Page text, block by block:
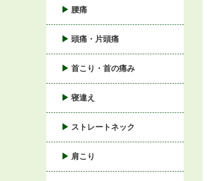
腰痛
頭痛・片頭痛
首こり・首の痛み
寝違え
ストレートネック
肩こり